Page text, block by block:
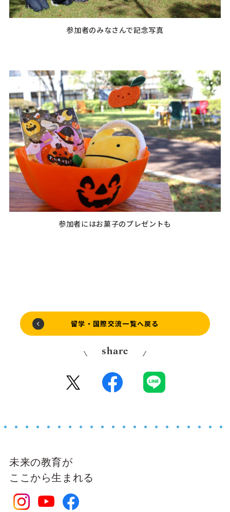
参加者のみなさんで記念写真
参加者にはお菓子のプレゼントも
留学・国際交流一覧へ戻る
share
未来の教育が
ここから生まれる